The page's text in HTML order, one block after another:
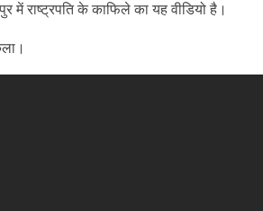
राष्ट्रपति के काफिले का यह वीडियो है।